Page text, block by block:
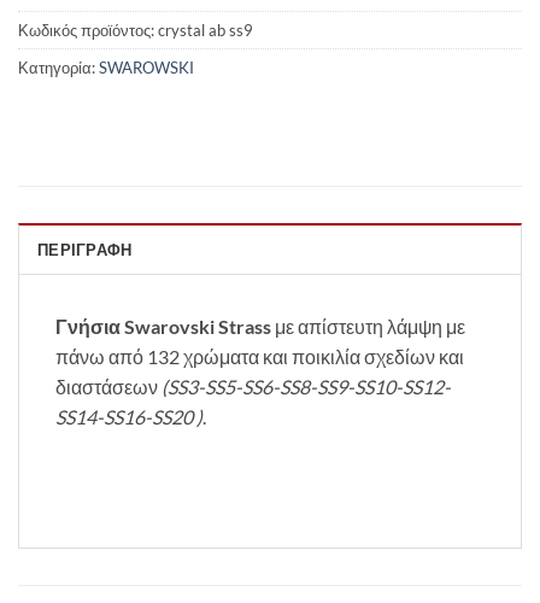
Κωδικός προϊόντος:crystal ab ss9
Κατηγορία:SWAROWSKI
ΠΕΡΙΓΡΑΦΉ
Γνήσια Swarovski Strass με απίστευτη λάμψη με
πάνω από 132 χρώματα και ποικιλία σχεδίων και
διαστάσεων (SS3-SS5-SS6-SS8-SS9-SS10-SS12-
SS14-SS16-SS20 ).